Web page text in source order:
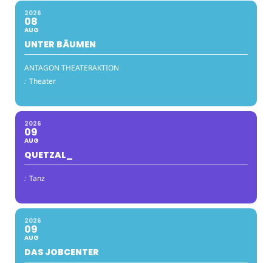
2026
08
AUG
UNTER BÄUMEN
ANTAGON THEATERAKTION
: Theater
2026
09
AUG
QUETZAL_
: Tanz
2026
09
AUG
DAS JOBCENTER